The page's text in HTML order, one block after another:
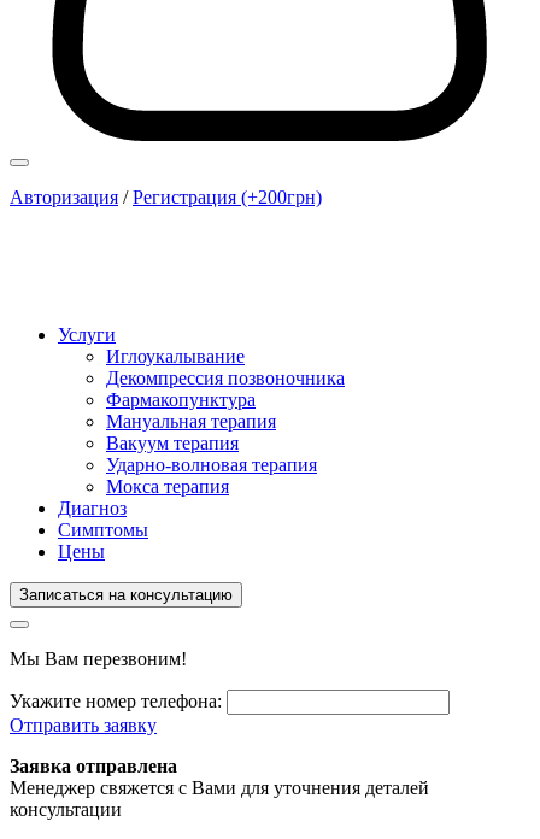
Авторизация /Регистрация (+200грн)
Услуги
Иглоукалывание
Декомпрессия позвоночника
Фармакопунктура
Мануальная терапия
Вакуум терапия
Ударно-волновая терапия
Мокса терапия
Диагноз
Симптомы
Цены
Записаться на консультацию
Мы Вам перезвоним!
Укажите номер телефона:
Отправить заявку
Заявка отправлена
Менеджер свяжется с Вами для уточнения деталей
консультации